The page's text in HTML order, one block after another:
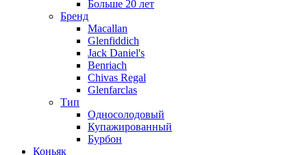
Больше 20 лет
Бренд
Macallan
Glenfiddich
Jack Daniel's
Benriach
Chivas Regal
Glenfarclas
Тип
Односолодовый
Купажированный
Бурбон
Коньяк